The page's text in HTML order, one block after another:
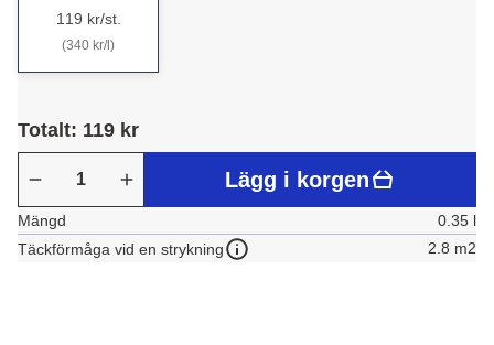
119 kr/st.
(340 kr/l)
Totalt: 119 kr
Lägg i korgen
Mängd
0.35 l
Täckförmåga vid en strykning
2.8 m2